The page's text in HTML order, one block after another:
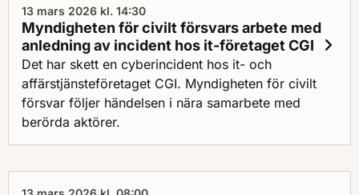
13 mars 2026 kl. 14:30
Myndigheten för civilt försvars arbete med
anledning av incident hos it-företaget CGI
Det har skett en cyberincident hos it- och
affärstjänsteföretaget CGI. Myndigheten för civilt
försvar följer händelsen i nära samarbete med
berörda aktörer.